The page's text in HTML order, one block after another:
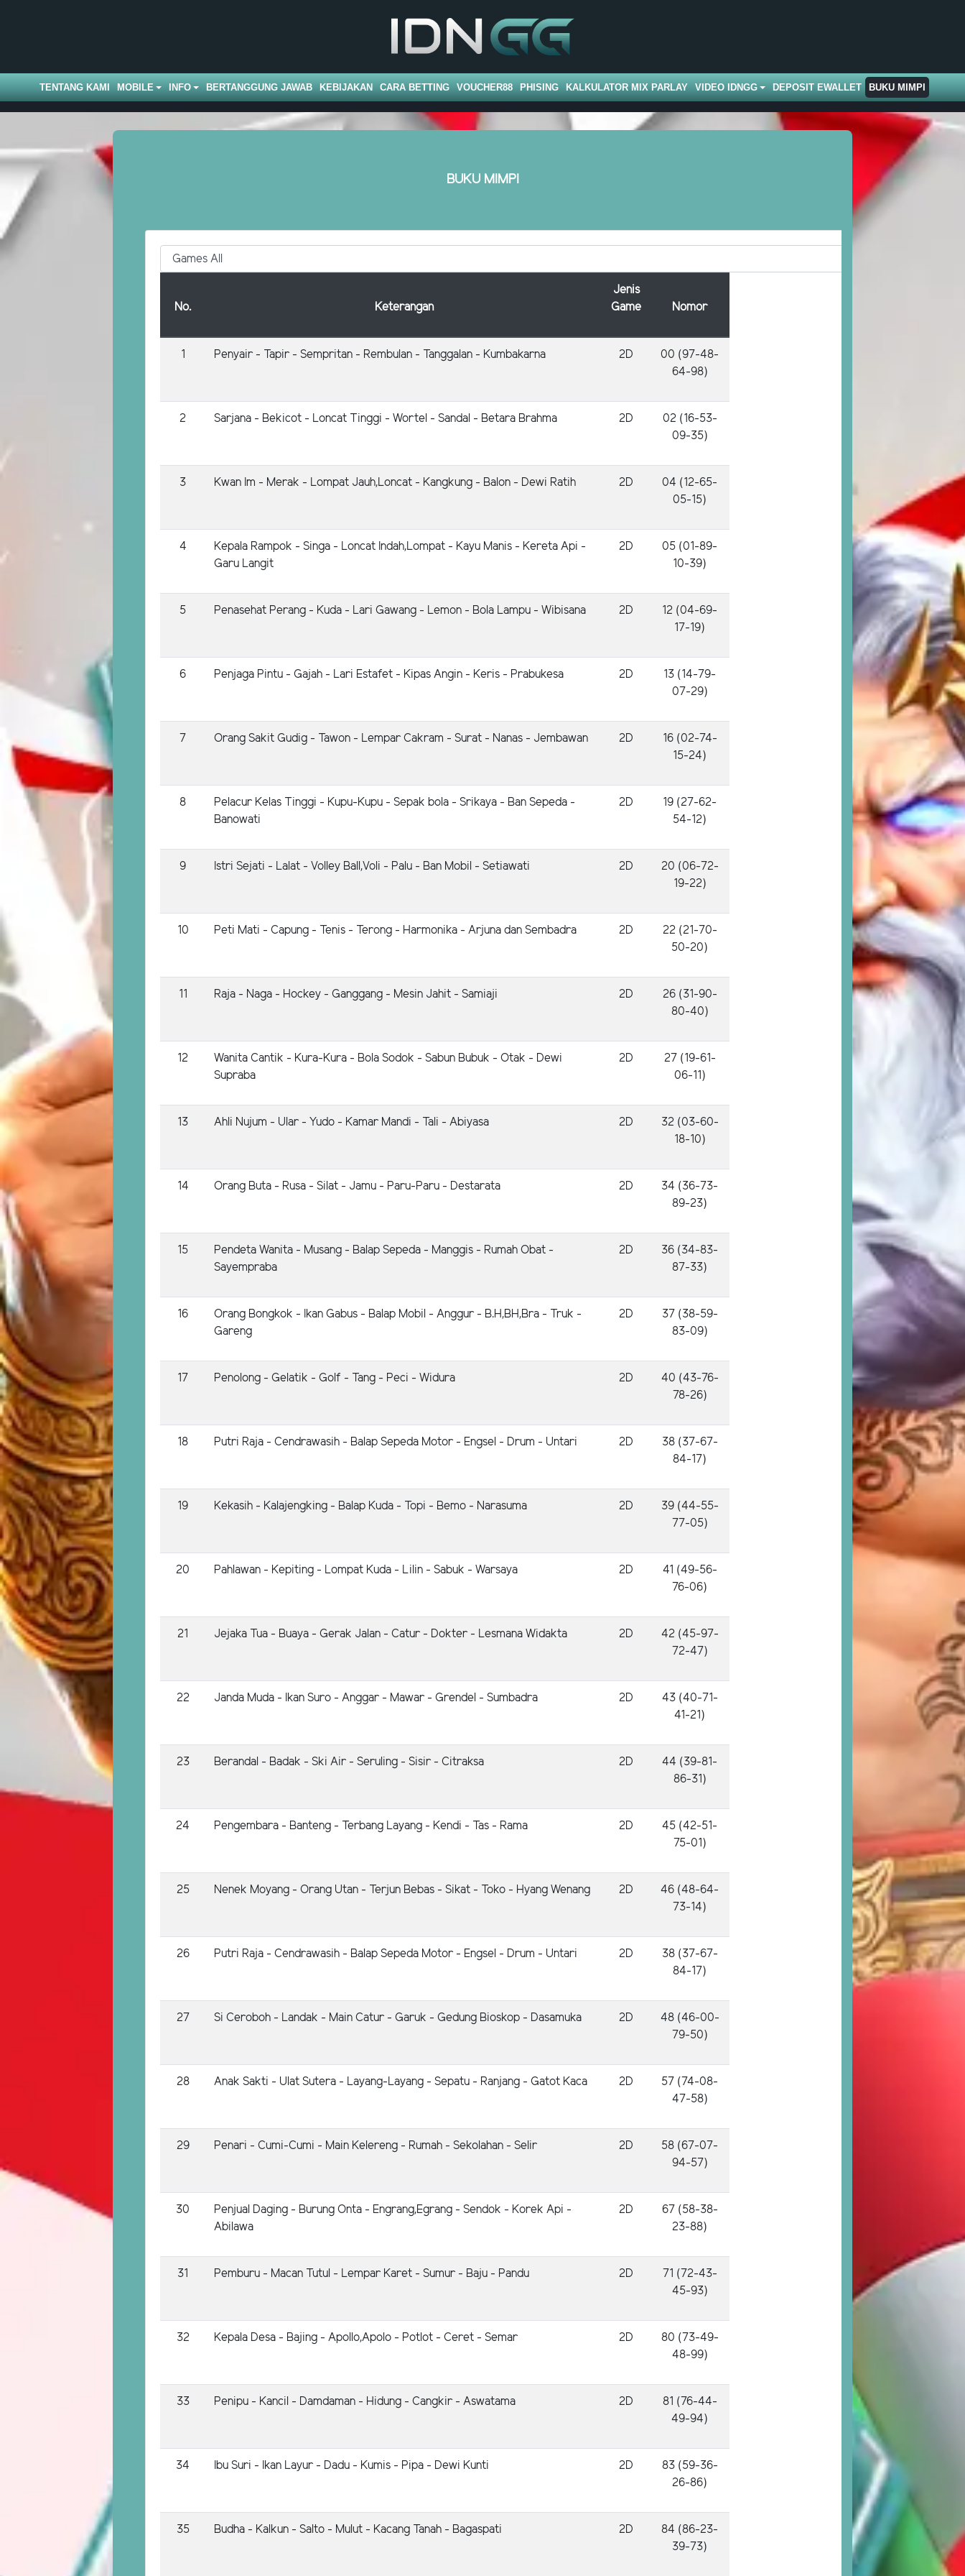
TENTANG KAMI MOBILE INFO BERTANGGUNG JAWAB KEBIJAKAN CARA BETTING VOUCHER88 PHISING KALKULATOR MIX PARLAY VIDEO IDNGG DEPOSIT EWALLET BUKU MIMPI
BUKU MIMPI
No. Keterangan
Jenis
Game
Nomor
1 Penyair - Tapir - Sempritan - Rembulan - Tanggalan - Kumbakarna 2D
00 (97-48-
64-98)
2 Sarjana - Bekicot - Loncat Tinggi - Wortel - Sandal - Betara Brahma 2D
02 (16-53-
09-35)
3 Kwan Im - Merak - Lompat Jauh,Loncat - Kangkung - Balon - Dewi Ratih 2D
04 (12-65-
05-15)
4
Kepala Rampok - Singa - Loncat Indah,Lompat - Kayu Manis - Kereta Api -
Garu Langit
2D
05 (01-89-
10-39)
5 Penasehat Perang - Kuda - Lari Gawang - Lemon - Bola Lampu - Wibisana 2D
12 (04-69-
17-19)
6 Penjaga Pintu - Gajah - Lari Estafet - Kipas Angin - Keris - Prabukesa 2D
13 (14-79-
07-29)
7 Orang Sakit Gudig - Tawon - Lempar Cakram - Surat - Nanas - Jembawan 2D
16 (02-74-
15-24)
8
Pelacur Kelas Tinggi - Kupu-Kupu - Sepak bola - Srikaya - Ban Sepeda -
Banowati
2D
19 (27-62-
54-12)
9 Istri Sejati - Lalat - Volley Ball,Voli - Palu - Ban Mobil - Setiawati 2D
20 (06-72-
19-22)
10 Peti Mati - Capung - Tenis - Terong - Harmonika - Arjuna dan Sembadra 2D
22 (21-70-
50-20)
11 Raja - Naga - Hockey - Ganggang - Mesin Jahit - Samiaji 2D
26 (31-90-
80-40)
12
Wanita Cantik - Kura-Kura - Bola Sodok - Sabun Bubuk - Otak - Dewi
Supraba
2D
27 (19-61-
06-11)
13 Ahli Nujum - Ular - Yudo - Kamar Mandi - Tali - Abiyasa 2D
32 (03-60-
18-10)
14 Orang Buta - Rusa - Silat - Jamu - Paru-Paru - Destarata 2D
34 (36-73-
89-23)
15
Pendeta Wanita - Musang - Balap Sepeda - Manggis - Rumah Obat -
Sayempraba
2D
36 (34-83-
87-33)
16
Orang Bongkok - Ikan Gabus - Balap Mobil - Anggur - B.H,BH,Bra - Truk -
Gareng
2D
37 (38-59-
83-09)
17 Penolong - Gelatik - Golf - Tang - Peci - Widura 2D
40 (43-76-
78-26)
18 Putri Raja - Cendrawasih - Balap Sepeda Motor - Engsel - Drum - Untari 2D
38 (37-67-
84-17)
19 Kekasih - Kalajengking - Balap Kuda - Topi - Bemo - Narasuma 2D
39 (44-55-
77-05)
20 Pahlawan - Kepiting - Lompat Kuda - Lilin - Sabuk - Warsaya 2D
41 (49-56-
76-06)
21 Jejaka Tua - Buaya - Gerak Jalan - Catur - Dokter - Lesmana Widakta 2D
42 (45-97-
72-47)
22 Janda Muda - Ikan Suro - Anggar - Mawar - Grendel - Sumbadra 2D
43 (40-71-
41-21)
23 Berandal - Badak - Ski Air - Seruling - Sisir - Citraksa 2D
44 (39-81-
86-31)
24 Pengembara - Banteng - Terbang Layang - Kendi - Tas - Rama 2D
45 (42-51-
75-01)
25 Nenek Moyang - Orang Utan - Terjun Bebas - Sikat - Toko - Hyang Wenang 2D
46 (48-64-
73-14)
26 Putri Raja - Cendrawasih - Balap Sepeda Motor - Engsel - Drum - Untari 2D
38 (37-67-
84-17)
27 Si Ceroboh - Landak - Main Catur - Garuk - Gedung Bioskop - Dasamuka 2D
48 (46-00-
79-50)
28 Anak Sakti - Ulat Sutera - Layang-Layang - Sepatu - Ranjang - Gatot Kaca 2D
57 (74-08-
47-58)
29 Penari - Cumi-Cumi - Main Kelereng - Rumah - Sekolahan - Selir 2D
58 (67-07-
94-57)
30
Penjual Daging - Burung Onta - Engrang,Egrang - Sendok - Korek Api -
Abilawa
2D
67 (58-38-
23-88)
31 Pemburu - Macan Tutul - Lempar Karet - Sumur - Baju - Pandu 2D
71 (72-43-
45-93)
32 Kepala Desa - Bajing - Apollo,Apolo - Potlot - Ceret - Semar 2D
80 (73-49-
48-99)
33 Penipu - Kancil - Damdaman - Hidung - Cangkir - Aswatama 2D
81 (76-44-
49-94)
34 Ibu Suri - Ikan Layur - Dadu - Kumis - Pipa - Dewi Kunti 2D
83 (59-36-
26-86)
35 Budha - Kalkun - Salto - Mulut - Kacang Tanah - Bagaspati 2D
84 (86-23-
39-73)